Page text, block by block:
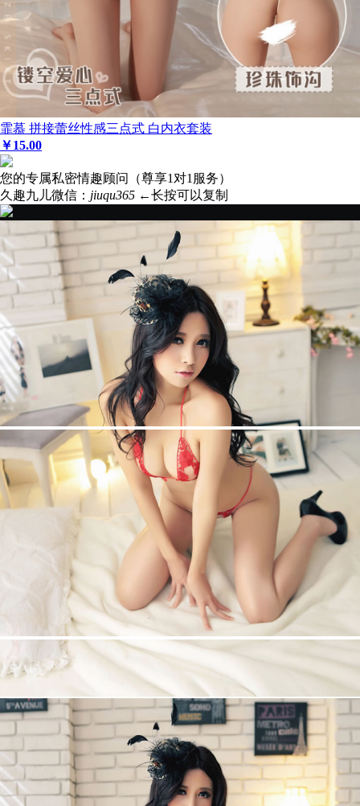
霏慕 拼接蕾丝性感三点式 白内衣套装
￥15.00
您的专属私密情趣顾问（尊享1对1服务）
久趣九儿微信： jiuqu365 ←长按可以复制